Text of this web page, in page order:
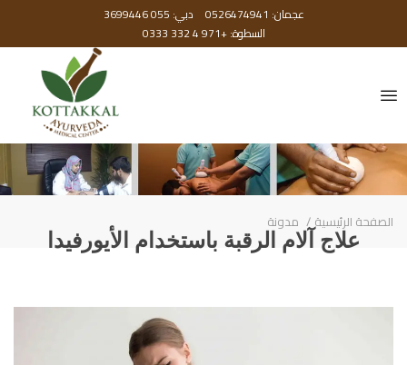
عجمان: 0526474941
دبي: 055 3699446
السطوة: +971 4 332 0333
الصفحة الرئيسية مدونة
علاج آلام الرقبة باستخدام الأيورفيدا